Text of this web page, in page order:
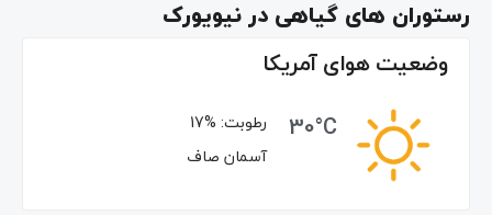
رستوران ‌های گیاهی در نیویورک
وضعیت هوای آمریکا
30°C
رطوبت: 17%
آسمان صاف